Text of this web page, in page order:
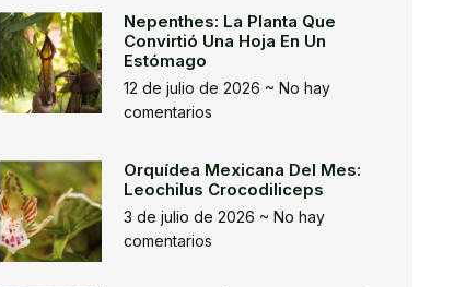
Nepenthes: La Planta Que
Convirtió Una Hoja En Un
Estómago
12 de julio de 2026
No hay
comentarios
Orquídea Mexicana Del Mes:
Leochilus Crocodiliceps
3 de julio de 2026
No hay
comentarios